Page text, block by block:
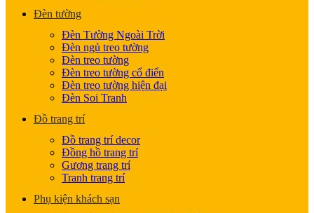
Đèn tường
Đèn Tường Ngoài Trời
Đèn ngủ treo tường
Đèn treo tường
Đèn treo tường cổ điển
Đèn treo tường hiện đại
Đèn Soi Tranh
Đồ trang trí
Đồ trang trí decor
Đồng hồ trang trí
Gương trang trí
Tranh trang trí
Phụ kiện khách sạn